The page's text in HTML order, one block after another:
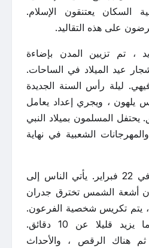
السكان يعتنقون الإسلام.
على هذه التقاليد.
، تم تزيين المدن بإضاءة
عيد الميلاد في الساحات.
ليلة رأس السنة الجديدة
يلهون ، ويجري إعداد يعامل
يحتفل المسلمون بميلاد النبي
الشعبية في نهاية
يقام مهرجان الشمس في 22 فبراير. يأتي الناس إلى
أشعة الشمس تخترق جدران
يتم تكريس شخصية الفرعون.
تستمر هذه الظاهرة ما يزيد قليلا عن 10 دقائق.
ثم هناك الرقص ، والأحداث